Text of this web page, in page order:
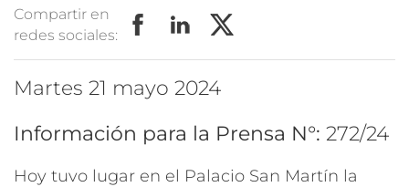
Compartir en
redes sociales:
martes 21 mayo 2024
Información para la Prensa N°: 272/24
Hoy tuvo lugar en el Palacio San Martín la